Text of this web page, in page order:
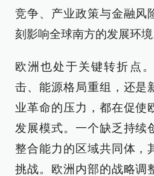
竞争、产业政策与金融风
刻影响全球南方的发展环境
欧洲也处于关键转折点
击、能源格局重组，还是
业革命的压力，都在促使
发展模式。一个缺乏持续
整合能力的区域共同体，
挑战。欧洲内部的战略调